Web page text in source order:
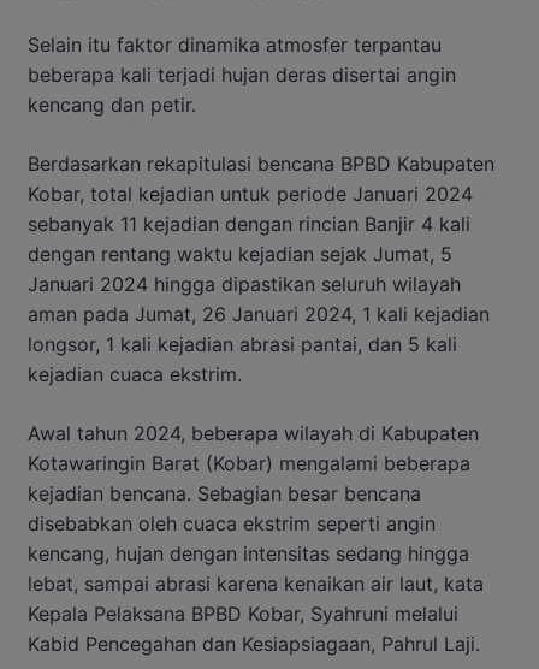
Selain itu faktor dinamika atmosfer terpantau
beberapa kali terjadi hujan deras disertai angin
kencang dan petir.
Berdasarkan rekapitulasi bencana BPBD Kabupaten
Kobar, total kejadian untuk periode Januari 2024
sebanyak 11 kejadian dengan rincian Banjir 4 kali
dengan rentang waktu kejadian sejak Jumat, 5
Januari 2024 hingga dipastikan seluruh wilayah
aman pada Jumat, 26 Januari 2024, 1 kali kejadian
longsor, 1 kali kejadian abrasi pantai, dan 5 kali
kejadian cuaca ekstrim.
Awal tahun 2024, beberapa wilayah di Kabupaten
Kotawaringin Barat (Kobar) mengalami beberapa
kejadian bencana. Sebagian besar bencana
disebabkan oleh cuaca ekstrim seperti angin
kencang, hujan dengan intensitas sedang hingga
lebat, sampai abrasi karena kenaikan air laut, kata
Kepala Pelaksana BPBD Kobar, Syahruni melalui
Kabid Pencegahan dan Kesiapsiagaan, Pahrul Laji.